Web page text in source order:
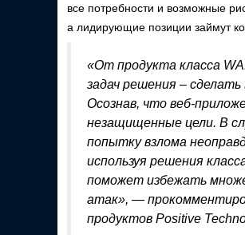
все потребности и возможные
а лидирующие позиции займут
«От продукта класса
задач решения –
Осознав, что веб-
незащищенные цели. В
попытку взлома
используя решения
поможет избежать
атак», —
продуктов Positive